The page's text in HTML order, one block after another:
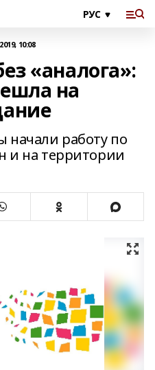
10:08
«аналога»:
на
работу по
и на территории